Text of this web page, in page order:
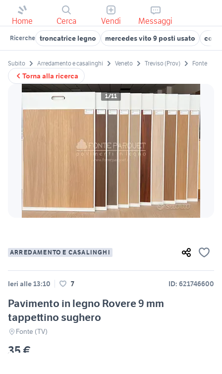
Home Cerca Vendi Messaggi
Ricerche troncatrice legno mercedes vito 9 posti usato
Torna alla ricerca
Subito Arredamento e casalinghi Veneto Treviso (Prov) Fonte
1/11
ARREDAMENTO E CASALINGHI
Ieri alle 13:10 7 ID: 621746600
Pavimento in legno Rovere 9 mm
tappettino sughero
Fonte (TV)
35 €